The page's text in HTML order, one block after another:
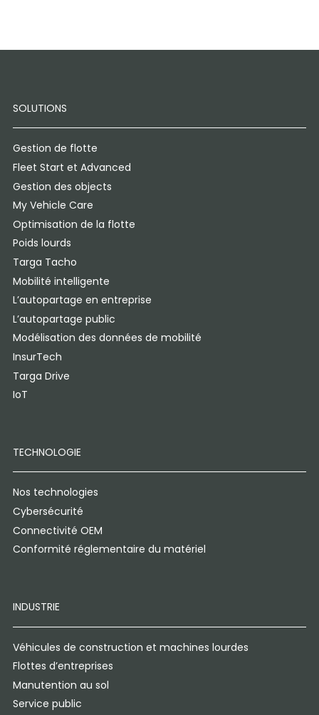
SOLUTIONS
Gestion de flotte
Fleet Start et Advanced
Gestion des objects
My Vehicle Care
Optimisation de la flotte
Poids lourds
Targa Tacho
Mobilité intelligente
L’autopartage en entreprise
L’autopartage public
Modélisation des données de mobilité
InsurTech
Targa Drive
IoT
TECHNOLOGIE
Nos technologies
Cybersécurité
Connectivité OEM
Conformité réglementaire du matériel
INDUSTRIE
Véhicules de construction et machines lourdes
Flottes d’entreprises
Manutention au sol
Service public